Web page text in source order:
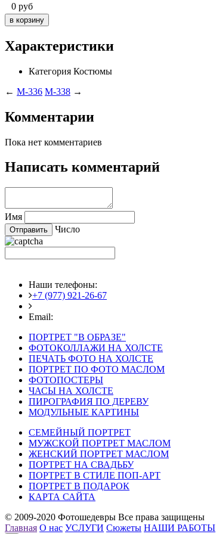
0 руб
Характеристики
Категория Костюмы
← M-336 M-338 →
Комментарии
Пока нет комментариев
Написать комментарий
Имя
Число
Наши телефоны:
+7 (977) 921-26-67
Email:
ПОРТРЕТ "В ОБРАЗЕ"
ФОТОКОЛЛАЖИ НА ХОЛСТЕ
ПЕЧАТЬ ФОТО НА ХОЛСТЕ
ПОРТРЕТ ПО ФОТО МАСЛОМ
ФОТОПОСТЕРЫ
ЧАСЫ НА ХОЛСТЕ
ПИРОГРАФИЯ ПО ДЕРЕВУ
МОДУЛЬНЫЕ КАРТИНЫ
СЕМЕЙНЫЙ ПОРТРЕТ
МУЖСКОЙ ПОРТРЕТ МАСЛОМ
ЖЕНСКИЙ ПОРТРЕТ МАСЛОМ
ПОРТРЕТ НА СВАДЬБУ
ПОРТРЕТ В СТИЛЕ ПОП-АРТ
ПОРТРЕТ В ПОДАРОК
КАРТА САЙТА
© 2009-2020 Фотошедевры Все права защищены
Главная О нас УСЛУГИ Сюжеты НАШИ РАБОТЫ